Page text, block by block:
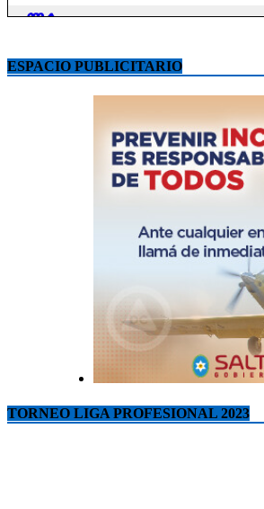
ESPACIO PUBLICITARIO
TORNEO LIGA PROFESIONAL 2023